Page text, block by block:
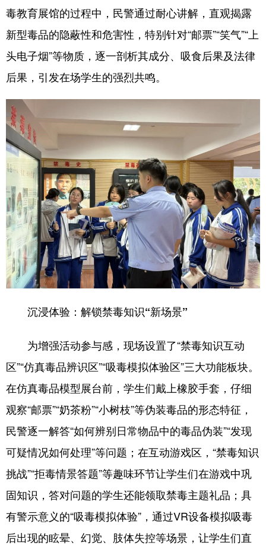
毒教育展馆的过程中，民警通过耐心讲解，直观揭露
新型毒品的隐蔽性和危害性，特别针对“邮票”“笑气”“上
头电子烟”等物质，逐一剖析其成分、吸食后果及法律
后果，引发在场学生的强烈共鸣。
沉浸体验：解锁禁毒知识“新场景”
为增强活动参与感，现场设置了“禁毒知识互动
区”“仿真毒品辨识区”“吸毒模拟体验区”三大功能板块。
在仿真毒品模型展台前，学生们戴上橡胶手套，仔细
观察“邮票”“奶茶粉”“小树枝”等伪装毒品的形态特征，
民警逐一解答“如何辨别日常物品中的毒品伪装”“发现
可疑情况如何处理”等问题；在互动游戏区，“禁毒知识
挑战”“拒毒情景答题”等趣味环节让学生们在游戏中巩
固知识，答对问题的学生还能领取禁毒主题礼品；具
有警示意义的“吸毒模拟体验”，通过VR设备模拟吸毒
后出现的眩晕、幻觉、肢体失控等场景，让学生们直